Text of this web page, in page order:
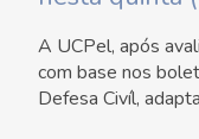
A UCPel, após
com base nos
Defesa Civíl,